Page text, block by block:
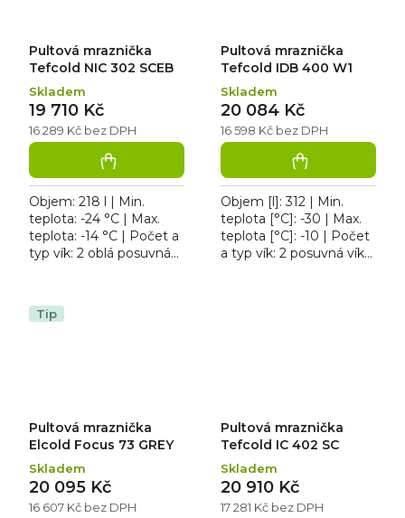
Pultová mraznička
Tefcold NIC 302 SCEB
Skladem
16 289 Kč bez DPH
19 710 Kč
Objem: 218 l | Min.
teplota: -24 °C | Max.
teplota: -14 °C | Počet a
typ vík: 2 oblá posuvná
mraznička Tefcold NIC...
Pultová mraznička
Tefcold IDB 400 W1
Skladem
16 598 Kč bez DPH
20 084 Kč
Objem [l]: 312 | Min.
teplota [°C]: -30 | Max.
teplota [°C]: -10 | Počet
a typ vík: 2 posuvná víka
Tip
Pultová mraznička
Elcold Focus 73 GREY
Skladem
16 607 Kč bez DPH
20 095 Kč
Pultová mraznička
Tefcold IC 402 SC
Skladem
17 281 Kč bez DPH
20 910 Kč